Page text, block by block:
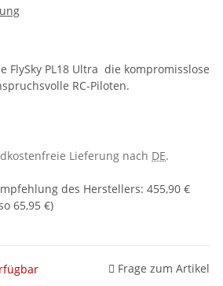
FlySky PL18 Ultra  die kompromisslose
RC-Piloten.
Lieferung nach DE.
des Herstellers: 455,90 €
65,95 €)
Frage zum Artikel